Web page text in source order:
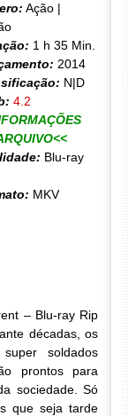
Ação |
1 h 35 Min.
2014
N|D
4.2
Blu-ray
MKV
– Blu-ray Rip
décadas, os
soldados
prontos para
sociedade. Só
que seja tarde